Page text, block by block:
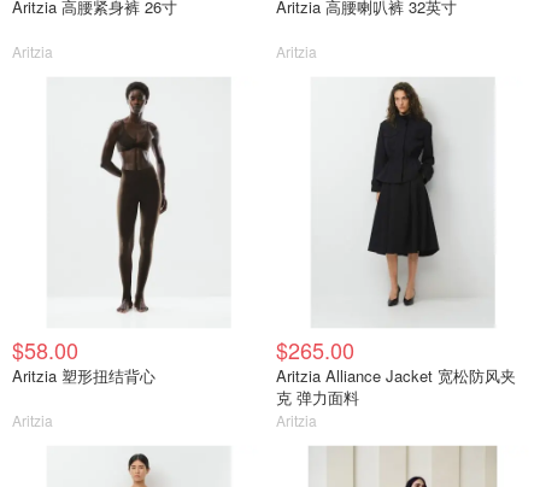
Aritzia 高腰紧身裤 26寸
Aritzia
Aritzia 高腰喇叭裤 32英寸
Aritzia
$58.00
Aritzia 塑形扭结背心
Aritzia
$265.00
Aritzia Alliance Jacket 宽松防风夹
克 弹力面料
Aritzia